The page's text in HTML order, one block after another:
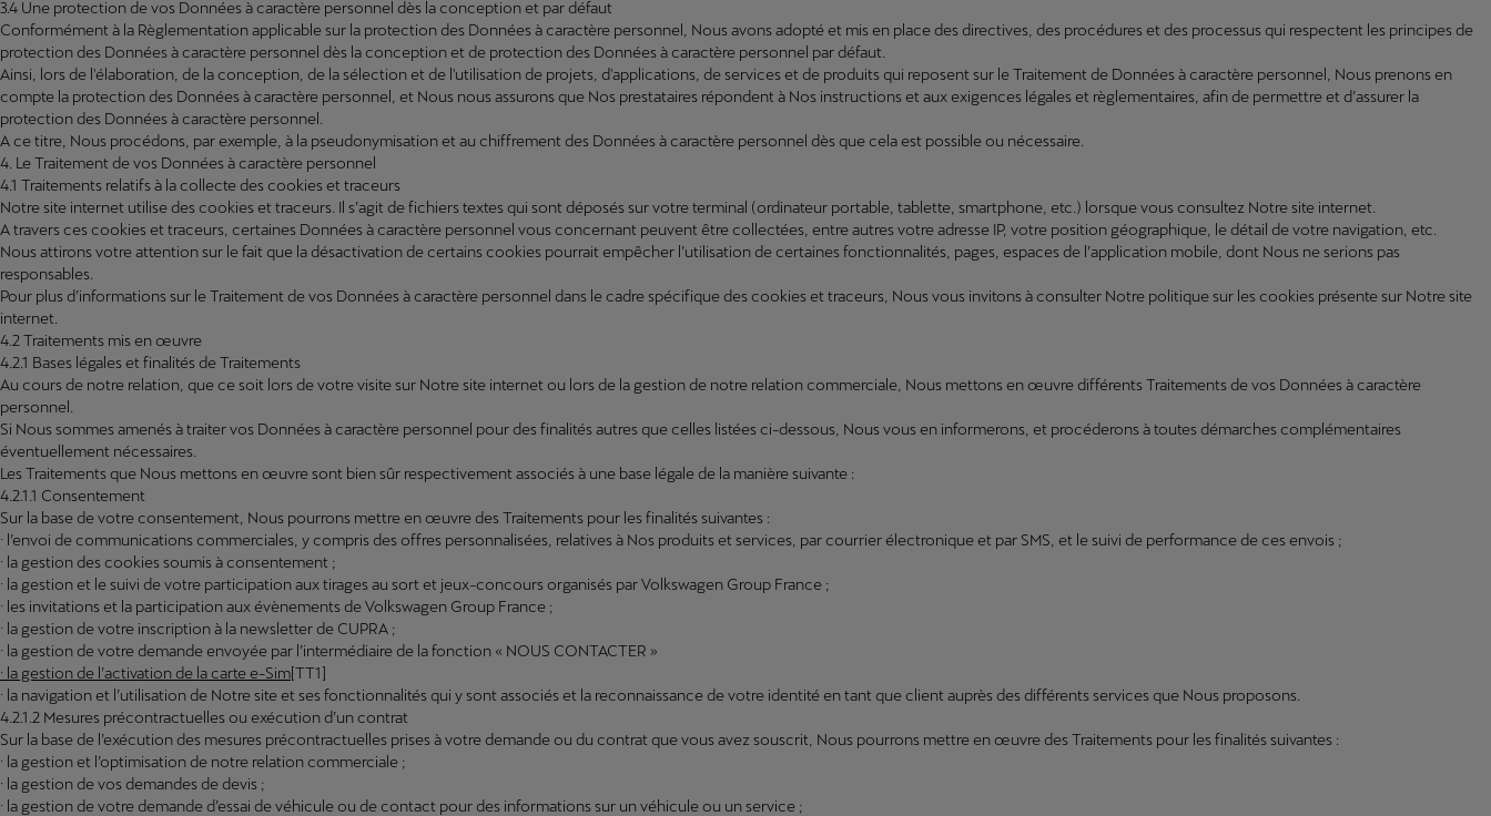
3.4 Une protection de vos Données à caractère personnel dès la conception et par défaut
Conformément à la Règlementation applicable sur la protection des Données à caractère personnel, Nous avons adopté et mis en place des directives, des procédures et des processus qui respectent les principes de
protection des Données à caractère personnel dès la conception et de protection des Données à caractère personnel par défaut.
Ainsi, lors de l'élaboration, de la conception, de la sélection et de l'utilisation de projets, d'applications, de services et de produits qui reposent sur le Traitement de Données à caractère personnel, Nous prenons en
compte la protection des Données à caractère personnel, et Nous nous assurons que Nos prestataires répondent à Nos instructions et aux exigences légales et règlementaires, afin de permettre et d’assurer la
protection des Données à caractère personnel.
A ce titre, Nous procédons, par exemple, à la pseudonymisation et au chiffrement des Données à caractère personnel dès que cela est possible ou nécessaire.
4. Le Traitement de vos Données à caractère personnel
4.1 Traitements relatifs à la collecte des cookies et traceurs
Notre site internet utilise des cookies et traceurs. Il s’agit de fichiers textes qui sont déposés sur votre terminal (ordinateur portable, tablette, smartphone, etc.) lorsque vous consultez Notre site internet.
A travers ces cookies et traceurs, certaines Données à caractère personnel vous concernant peuvent être collectées, entre autres votre adresse IP, votre position géographique, le détail de votre navigation, etc.
Nous attirons votre attention sur le fait que la désactivation de certains cookies pourrait empêcher l’utilisation de certaines fonctionnalités, pages, espaces de l’application mobile, dont Nous ne serions pas
responsables.
Pour plus d’informations sur le Traitement de vos Données à caractère personnel dans le cadre spécifique des cookies et traceurs, Nous vous invitons à consulter Notre politique sur les cookies présente sur Notre site
internet.
4.2 Traitements mis en œuvre
4.2.1 Bases légales et finalités de Traitements
Au cours de notre relation, que ce soit lors de votre visite sur Notre site internet ou lors de la gestion de notre relation commerciale, Nous mettons en œuvre différents Traitements de vos Données à caractère
personnel.
Si Nous sommes amenés à traiter vos Données à caractère personnel pour des finalités autres que celles listées ci-dessous, Nous vous en informerons, et procéderons à toutes démarches complémentaires
éventuellement nécessaires.
Les Traitements que Nous mettons en œuvre sont bien sûr respectivement associés à une base légale de la manière suivante :
4.2.1.1 Consentement
Sur la base de votre consentement, Nous pourrons mettre en œuvre des Traitements pour les finalités suivantes :
· l’envoi de communications commerciales, y compris des offres personnalisées, relatives à Nos produits et services, par courrier électronique et par SMS, et le suivi de performance de ces envois ;
· la gestion des cookies soumis à consentement ;
· la gestion et le suivi de votre participation aux tirages au sort et jeux-concours organisés par Volkswagen Group France ;
· les invitations et la participation aux évènements de Volkswagen Group France ;
· la gestion de votre inscription à la newsletter de CUPRA ;
· la gestion de votre demande envoyée par l’intermédiaire de la fonction « NOUS CONTACTER »
· la gestion de l’activation de la carte e-Sim[TT1]
· la navigation et l’utilisation de Notre site et ses fonctionnalités qui y sont associés et la reconnaissance de votre identité en tant que client auprès des différents services que Nous proposons.
4.2.1.2 Mesures précontractuelles ou exécution d’un contrat
Sur la base de l’exécution des mesures précontractuelles prises à votre demande ou du contrat que vous avez souscrit, Nous pourrons mettre en œuvre des Traitements pour les finalités suivantes :
· la gestion et l’optimisation de notre relation commerciale ;
· la gestion de vos demandes de devis ;
· la gestion de votre demande d’essai de véhicule ou de contact pour des informations sur un véhicule ou un service ;